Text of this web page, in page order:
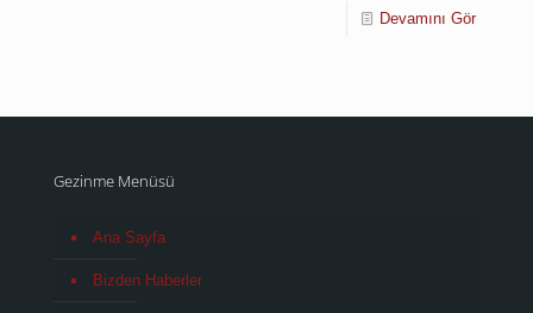
Devamını Gör
Gezinme Menüsü
Ana Sayfa
Bizden Haberler